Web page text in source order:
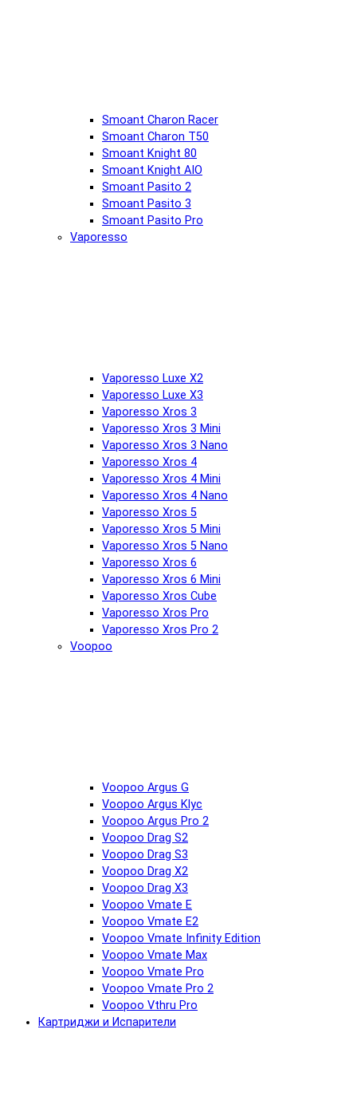
Smoant Charon Racer
Smoant Charon T50
Smoant Knight 80
Smoant Knight AIO
Smoant Pasito 2
Smoant Pasito 3
Smoant Pasito Pro
Vaporesso
Vaporesso Luxe X2
Vaporesso Luxe X3
Vaporesso Xros 3
Vaporesso Xros 3 Mini
Vaporesso Xros 3 Nano
Vaporesso Xros 4
Vaporesso Xros 4 Mini
Vaporesso Xros 4 Nano
Vaporesso Xros 5
Vaporesso Xros 5 Mini
Vaporesso Xros 5 Nano
Vaporesso Xros 6
Vaporesso Xros 6 Mini
Vaporesso Xros Cube
Vaporesso Xros Pro
Vaporesso Xros Pro 2
Voopoo
Voopoo Argus G
Voopoo Argus Klyc
Voopoo Argus Pro 2
Voopoo Drag S2
Voopoo Drag S3
Voopoo Drag X2
Voopoo Drag X3
Voopoo Vmate E
Voopoo Vmate E2
Voopoo Vmate Infinity Edition
Voopoo Vmate Max
Voopoo Vmate Pro
Voopoo Vmate Pro 2
Voopoo Vthru Pro
Картриджи и Испарители